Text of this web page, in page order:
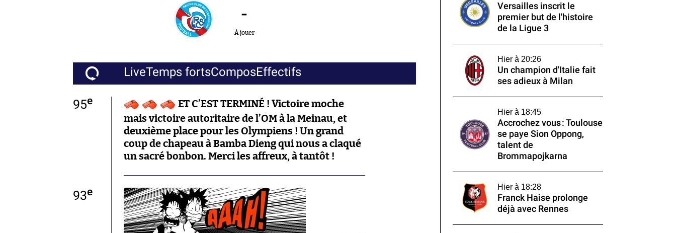
-
À jouer
LiveTemps fortsComposEffectifs
95e
ET C’EST TERMINÉ ! Victoire moche
mais victoire autoritaire de l’OM à la Meinau, et
deuxième place pour les Olympiens ! Un grand
coup de chapeau à Bamba Dieng qui nous a claqué
un sacré bonbon. Merci les affreux, à tantôt !
93e
Versailles inscrit le
premier but de l'histoire
de la Ligue 3
Hier à 20:26
Un champion d'Italie fait
ses adieux à Milan
Hier à 18:45
Accrochez vous : Toulouse
se paye Sion Oppong,
talent de
Brommapojkarna
Hier à 18:28
Franck Haise prolonge
déjà avec Rennes